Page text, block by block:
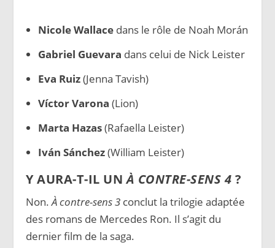
Nicole Wallacedans le rôle de Noah Morán
Gabriel Guevara dans celui de Nick Leister
Eva Ruiz(Jenna Tavish)
Víctor Varona (Lion)
Marta Hazas(Rafaella Leister)
Iván Sánchez(William Leister)
Y AURA-T-IL UNÀ CONTRE-SENS 4 ?
Non.À contre-sens 3 conclut la trilogie adaptée
des romans de Mercedes Ron. Il s’agit du
dernier film de la saga.